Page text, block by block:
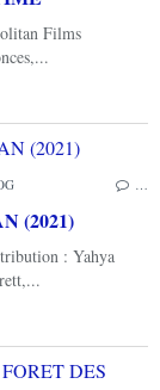
Films
(2021)
: Yahya